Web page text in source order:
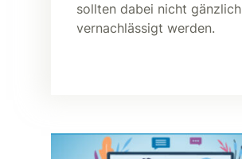
sollten dabei nicht gänzlich
vernachlässigt werden.